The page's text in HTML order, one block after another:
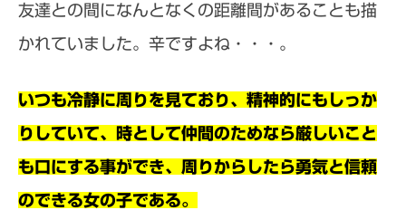
友達との間になんとなくの距離間があることも描
かれていました。辛ですよね・・・。
いつも冷静に周りを見ており、精神的にもしっか
りしていて、時として仲間のためなら厳しいこと
も口にする事ができ、周りからしたら勇気と信頼
のできる女の子である。